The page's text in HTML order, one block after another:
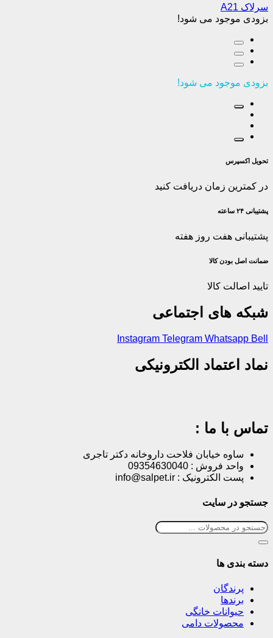
سرلاک A21
بزودی موجود می شود!
بزودی موجود می شود!
تحویل اکسپرس
در کمترین زمان دریافت کنید
پشتیبانی ۲۴ ساعته
پشتیبانی هفت روز هفته
ضمانت اصل‌ بودن کالا
تایید اصالت کالا
شبکه های اجتماعی
Instagram Telegram Whatsapp Bell
نماد اعتماد الکترونیکی
تماس با ما :
ساوه خیابان فلاحت داروخانه دکتر تاجری
واحد فروش : 09354630040
پست الکترونیک : info@salpet.ir
جستجو در سایت
دسته بندی ها
پرندگان
برندها
حیوانات خانگی
محصولات دامی